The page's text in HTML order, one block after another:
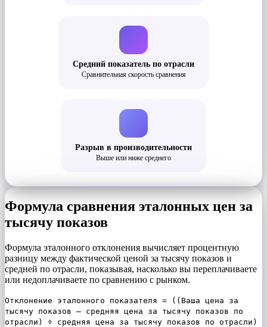
Средний показатель по отрасли
Сравнительная скорость сравнения
Разрыв в производительности
Выше или ниже среднего
Формула сравнения эталонных цен за
тысячу показов
Формула эталонного отклонения вычисляет процентную
разницу между фактической ценой за тысячу показов и
средней по отрасли, показывая, насколько вы переплачиваете
или недоплачиваете по сравнению с рынком.
Отклонение эталонного показателя = ((Ваша цена за
тысячу показов – средняя цена за тысячу показов по
отрасли) ÷ средняя цена за тысячу показов по отрасли)